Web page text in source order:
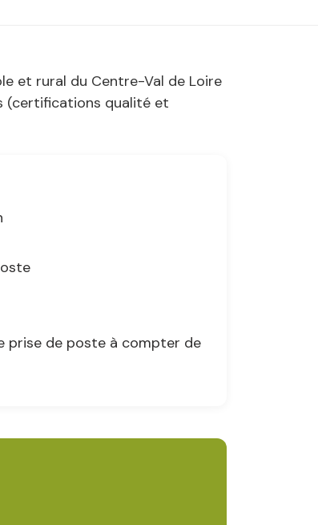
et rural du Centre-Val de Loire
(certifications qualité et
prise de poste à compter de